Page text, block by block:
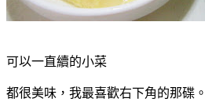
可以一直續的小菜
都很美味，我最喜歡右下角的那碟